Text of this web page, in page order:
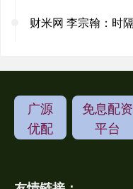
财米网 李宗翰：时
广源
优配
免息配资
平台